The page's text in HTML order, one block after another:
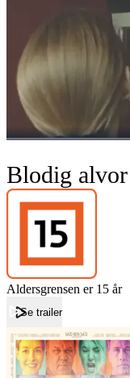
Blodig alvor
Aldersgrensen er 15 år
Se trailer
ForsideBlodig alvor